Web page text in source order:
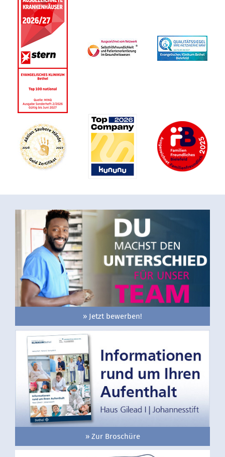
» Jetzt bewerben!
» Zur Broschüre